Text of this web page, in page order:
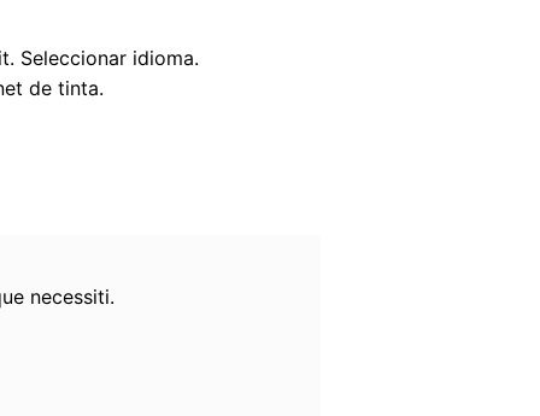
Seleccionar idioma.
de tinta.
necessiti.